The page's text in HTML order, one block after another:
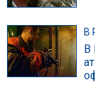
В
В